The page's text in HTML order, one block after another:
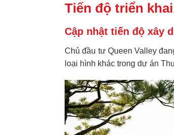
Tiến độ triển
Cập nhật tiến độ xây
Chủ đầu tư Queen Valley
loại hình khác trong dự án